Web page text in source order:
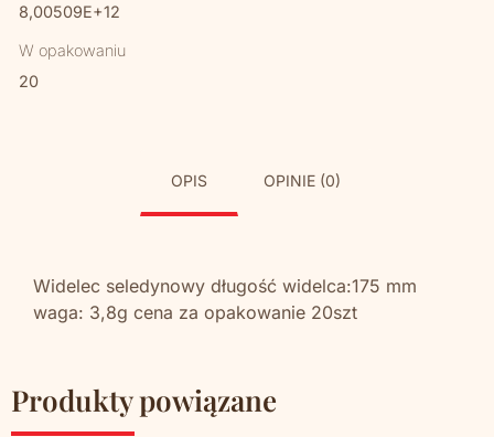
8,00509E+12
W opakowaniu
20
OPIS OPINIE (0)
Widelec seledynowy długość widelca:175 mm
waga: 3,8g cena za opakowanie 20szt
Produkty powiązane